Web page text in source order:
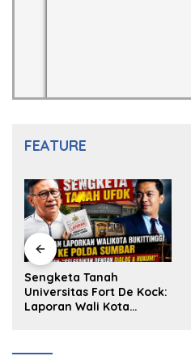
FEATURE
Sengketa Tanah
Universitas Fort De Kock:
Laporan Wali Kota